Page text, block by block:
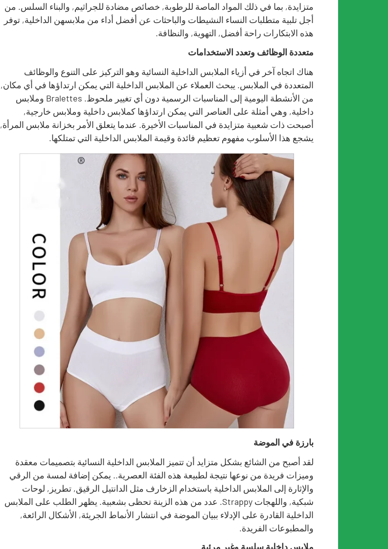
متزايدة, بما في ذلك المواد الماصة للرطوبة, خصائص مضادة للجراثيم, والبناء السلس. من
أجل تلبية متطلبات النساء النشيطات والباحثات عن أفضل أداء من ملابسهن الداخلية, توفر
هذه الابتكارات راحة أفضل, التهوية, والنظافة.
متعددة الوظائف وتعدد الاستخدامات
هناك اتجاه آخر في أزياء الملابس الداخلية النسائية وهو التركيز على التنوع والوظائف
المتعددة في الملابس. يبحث العملاء عن الملابس الداخلية التي يمكن ارتداؤها في أي مكان,
من الأنشطة اليومية إلى المناسبات الرسمية دون أي تغيير ملحوظ. Bralettes وملابس
داخلية, وهي أمثلة على العناصر التي يمكن ارتداؤها كملابس داخلية وملابس خارجية,
أصبحت ذات شعبية متزايدة في المناسبات الأخيرة. عندما يتعلق الأمر بخزانة ملابس المرأة,
يشجع هذا الأسلوب مفهوم تعظيم فائدة وقيمة الملابس الداخلية التي تمتلكها.
بارزة في الموضة
لقد أصبح من الشائع بشكل متزايد أن تتميز الملابس الداخلية النسائية بتصميمات معقدة
وميزات فريدة من نوعها نتيجة لطبيعة هذه الفئة العصرية.. يمكن إضافة لمسة من الرقي
والإثارة إلى الملابس الداخلية باستخدام الزخارف مثل الدانتيل الرقيق, تطريز, لوحات
شبكية, واللهجات Strappy. عدد من هذه الزينة تحظى بشعبية. يظهر الطلب على الملابس
الداخلية القادرة على الإدلاء ببيان الموضة في انتشار الأنماط الجريئة, الأشكال الرائعة,
والمطبوعات الفريدة.
ملابس داخلية سلسة وغير مرئية